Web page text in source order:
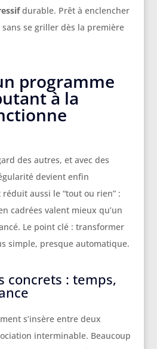
durable. Prêt à enclencher
sans se griller dès la première
programme
à la
des autres, et avec des
devient enfin
aussi le “tout ou rien” :
cadrées valent mieux qu’un
Le point clé : transformer
simple, presque automatique.
concrets : temps,
s’insère entre deux
interminable. Beaucoup